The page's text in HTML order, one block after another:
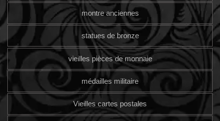
montre anciennes
statues de bronze
vieilles pièces de monnaie
médailles militaire
Vieilles cartes postales